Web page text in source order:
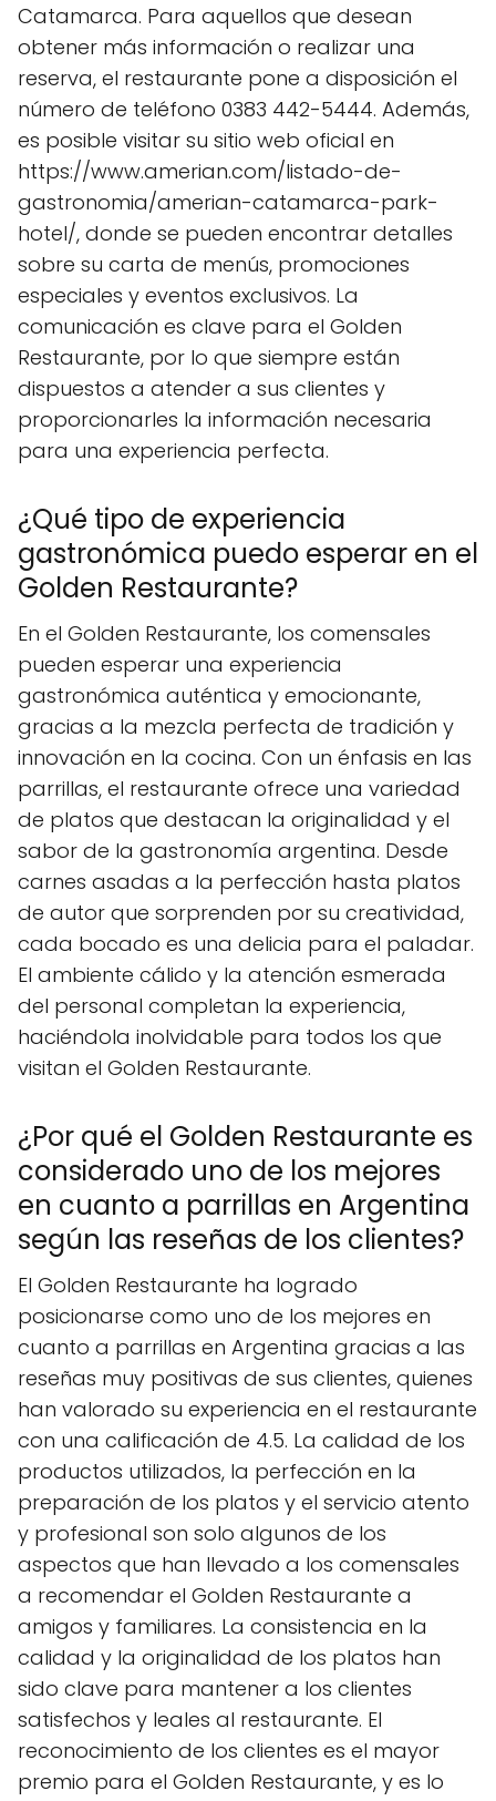
Catamarca. Para aquellos que desean
obtener más información o realizar una
reserva, el restaurante pone a disposición el
número de teléfono 0383 442-5444. Además,
es posible visitar su sitio web oficial en
https://www.amerian.com/listado-de-
gastronomia/amerian-catamarca-park-
hotel/, donde se pueden encontrar detalles
sobre su carta de menús, promociones
especiales y eventos exclusivos. La
comunicación es clave para el Golden
Restaurante, por lo que siempre están
dispuestos a atender a sus clientes y
proporcionarles la información necesaria
para una experiencia perfecta.
¿Qué tipo de experiencia
gastronómica puedo esperar en el
Golden Restaurante?
En el Golden Restaurante, los comensales
pueden esperar una experiencia
gastronómica auténtica y emocionante,
gracias a la mezcla perfecta de tradición y
innovación en la cocina. Con un énfasis en las
parrillas, el restaurante ofrece una variedad
de platos que destacan la originalidad y el
sabor de la gastronomía argentina. Desde
carnes asadas a la perfección hasta platos
de autor que sorprenden por su creatividad,
cada bocado es una delicia para el paladar.
El ambiente cálido y la atención esmerada
del personal completan la experiencia,
haciéndola inolvidable para todos los que
visitan el Golden Restaurante.
¿Por qué el Golden Restaurante es
considerado uno de los mejores
en cuanto a parrillas en Argentina
según las reseñas de los clientes?
El Golden Restaurante ha logrado
posicionarse como uno de los mejores en
cuanto a parrillas en Argentina gracias a las
reseñas muy positivas de sus clientes, quienes
han valorado su experiencia en el restaurante
con una calificación de 4.5. La calidad de los
productos utilizados, la perfección en la
preparación de los platos y el servicio atento
y profesional son solo algunos de los
aspectos que han llevado a los comensales
a recomendar el Golden Restaurante a
amigos y familiares. La consistencia en la
calidad y la originalidad de los platos han
sido clave para mantener a los clientes
satisfechos y leales al restaurante. El
reconocimiento de los clientes es el mayor
premio para el Golden Restaurante, y es lo